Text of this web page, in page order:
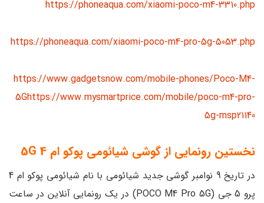
https://phoneaqua.com/xiaomi-poco-m4-3310.php
https://phoneaqua.com/xiaomi-poco-m4-pro-5g-5053.php
https://www.gadgetsnow.com/mobile-phones/Poco-M4-
5Ghttps://www.mysmartprice.com/mobile/poco-m4-pro-
5g-msp21140
نخستین رونمایی از گوشی شیائومی پوکو ام 4 5G
در تاریخ 9 نوامبر گوشی جدید شیائومی با نام شیائومی پوکو ام 4
پرو 5 جی (POCO M4 Pro 5G) در یک رونمایی آنلاین در ساعت